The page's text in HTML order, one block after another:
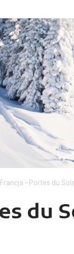
Francja ‣ Portes du
du